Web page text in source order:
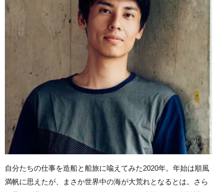
自分たちの仕事を造船と船旅に喩えてみた2020年。年始は順風
満帆に思えたが、まさか世界中の海が大荒れとなるとは。さら